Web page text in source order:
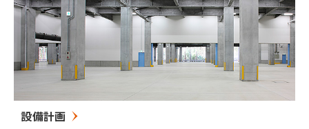
設備計画